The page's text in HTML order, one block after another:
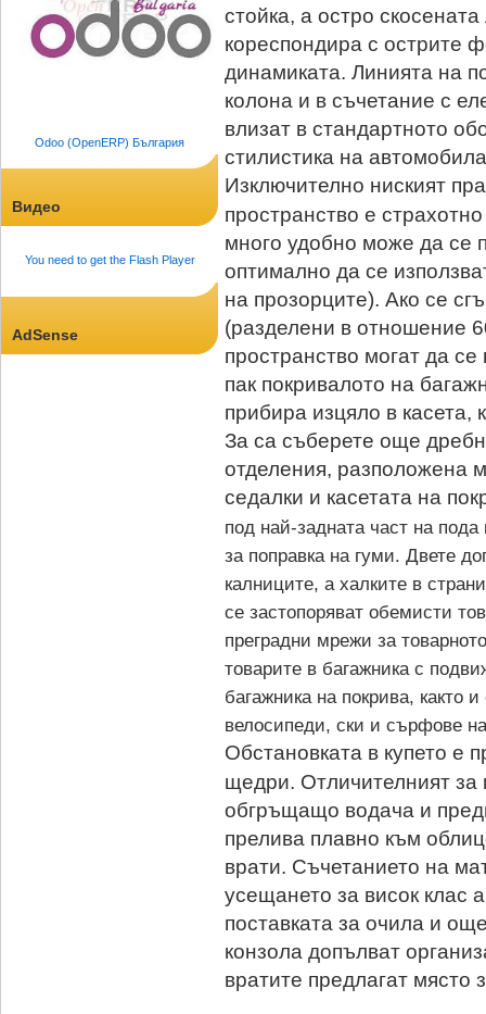
Odoo (OpenERP) България
Видео
You need to get the Flash Player
AdSense
стойка, а остро
кореспондира с острите
динамиката. Линията на
колона и в съчетание с
влизат в стандартното
стилистика на
Изключително ниският
пространство е
много удобно може да се
оптимално да се
на прозорците). Ако се
(разделени в отношение
пространство могат да
пак покривалото на
прибира изцяло в
За са съберете още
отделения, разположена
седалки и касетата на
под най-задната част на
за поправка на гуми. Двете
калниците, а халките в
се застопоряват обемисти
преградни мрежи за
товарите в багажника с
багажника на покрива, както
велосипеди, ски и сърфове
Обстановката в купето е
щедри. Отличителният за
обгръщащо водача и
прелива плавно към
врати. Съчетанието на
усещането за висок клас
поставката за очила и
конзола допълват
вратите предлагат място